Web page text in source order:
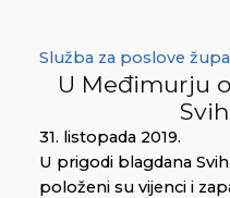
Služba za poslove
U Međimurju
31. listopada 2019.
U prigodi blagdana
položeni su vijenci i